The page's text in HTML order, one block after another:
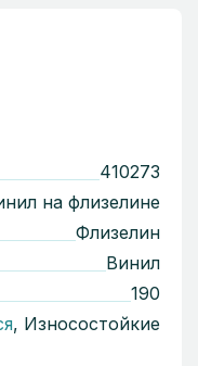
410273
на флизелине
Флизелин
Винил
190
, Износостойкие